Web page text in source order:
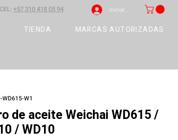
+57 310 418 05 94 Iniciar sesión
TIENDA MARCAS AUTORIZADAS
WD615-W1
de aceite Weichai WD615 /
/ WD10